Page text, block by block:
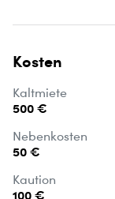
Kosten
Kaltmiete
500 €
Nebenkosten
50 €
Kaution
100 €